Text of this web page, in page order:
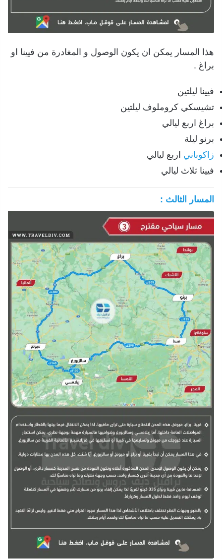
هذا المسار يمكن ان يكون الوصول و المغادرة من فيينا او
براغ .
فيينا ليلتين
تشيسكي كروملوف ليلتين
براغ اربع ليالي
برنو ليلة
زاكوباني اربع ليالي
فيينا ثلاث ليالي
المسار الثالث :